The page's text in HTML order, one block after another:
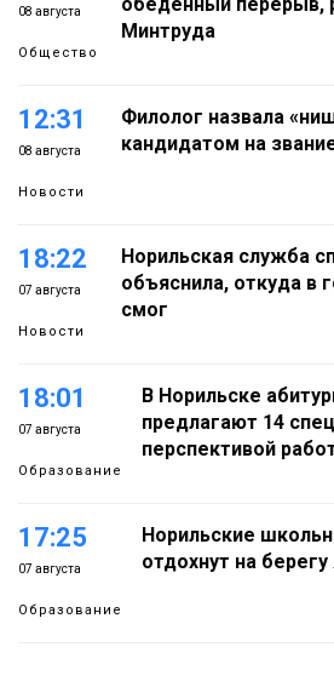
08 августа
Общество
Минтруда
12:31
08 августа
Новости
Филолог назвала
кандидатом на
18:22
07 августа
Новости
Норильская служба
объяснила, откуда в
смог
18:01
07 августа
Образование
В Норильске
предлагают 14
перспективой
17:25
07 августа
Образование
Норильские
отдохнут на